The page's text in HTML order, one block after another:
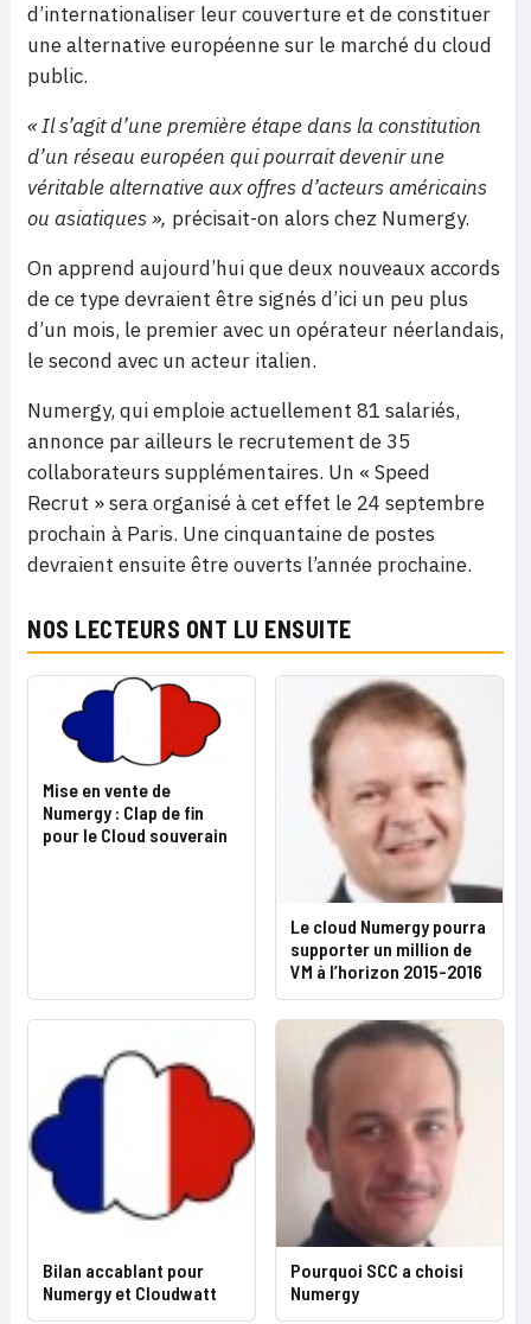
d’internationaliser leur couverture et de constituer
une alternative européenne sur le marché du cloud
public.
« Il s’agit d’une première étape dans la constitution
d’un réseau européen qui pourrait devenir une
véritable alternative aux offres d’acteurs américains
ou asiatiques », précisait-on alors chez Numergy.
On apprend aujourd’hui que deux nouveaux accords
de ce type devraient être signés d’ici un peu plus
d’un mois, le premier avec un opérateur néerlandais,
le second avec un acteur italien.
Numergy, qui emploie actuellement 81 salariés,
annonce par ailleurs le recrutement de 35
collaborateurs supplémentaires. Un « Speed
Recrut » sera organisé à cet effet le 24 septembre
prochain à Paris. Une cinquantaine de postes
devraient ensuite être ouverts l’année prochaine.
NOS LECTEURS ONT LU ENSUITE
Mise en vente de
Numergy : Clap de fin
pour le Cloud souverain
Le cloud Numergy pourra
supporter un million de
VM à l’horizon 2015-2016
Bilan accablant pour
Numergy et Cloudwatt
Pourquoi SCC a choisi
Numergy